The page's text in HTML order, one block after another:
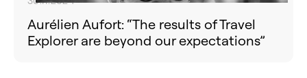
Aurélien Aufort: “The results of Travel
Explorer are beyond our expectations”